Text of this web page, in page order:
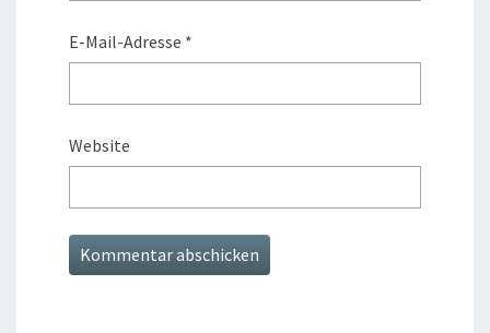
E-Mail-Adresse *
Website